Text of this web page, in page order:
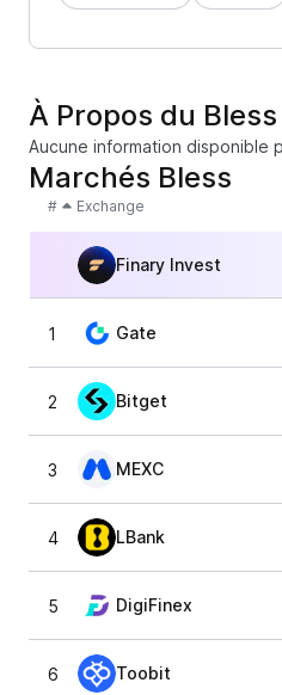
À Propos du Bless
Aucune information disponible
Marchés Bless
# Exchange
Finary Invest
1 Gate
2 Bitget
3 MEXC
4 LBank
5 DigiFinex
6 Toobit